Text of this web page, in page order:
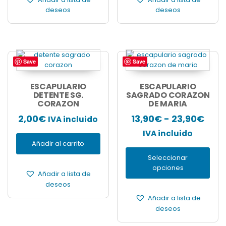
productodeseos
productodeseos
Save
ESCAPULARIO
DETENTE SG.
CORAZON
2,00€ IVA incluido
Añadir al carrito
Añadir a lista de
deseos
Save
ESCAPULARIO
SAGRADO CORAZON
DE MARIA
13,90€ - 23,90€
IVA incluido
Seleccionar
opciones
Este
producto
tiene
múltiples
variantes.
Las
opciones
la
Añadir a lista de
deseos